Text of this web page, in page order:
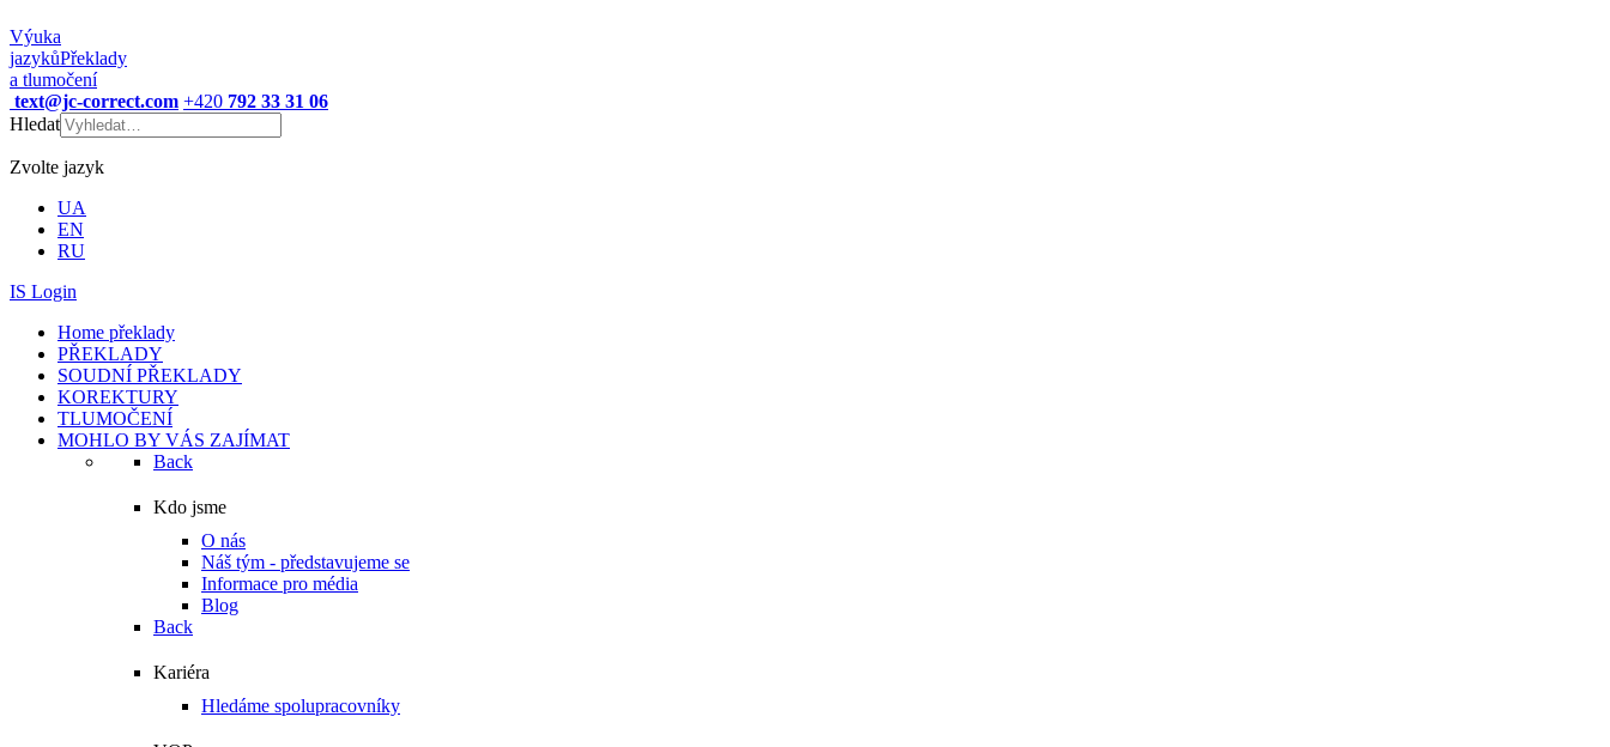
Výuka
jazykůPřeklady
a tlumočení
text@jc-correct.com +420 792 33 31 06
Hledat
Zvolte jazyk
UA
EN
RU
IS Login
Home překlady
PŘEKLADY
SOUDNÍ PŘEKLADY
KOREKTURY
TLUMOČENÍ
MOHLO BY VÁS ZAJÍMAT
Back
Kdo jsme
O nás
Náš tým - představujeme se
Informace pro média
Blog
Back
Kariéra
Hledáme spolupracovníky